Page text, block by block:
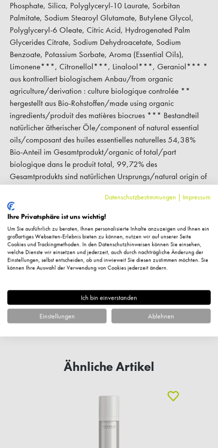
Phosphate, Silica, Polyglyceryl-10 Laurate, Sorbitan
Palmitate, Sodium Stearoyl Glutamate, Butylene Glycol,
Polyglyceryl-6 Oleate, Citric Acid, Hydrogenated Palm
Glycerides Citrate, Sodium Dehydroacetate, Sodium
Benzoate, Potassium Sorbate, Aroma (Essential Oils),
Limonene***, Citronellol***, Linalool***, Geraniol*** *
aus kontrolliert biologischem Anbau/from organic
agriculture/derivation : culture biologique controlée **
hergestellt aus Bio-Rohstoffen/made using organic
ingredients/produit des matières biocrues *** Bestandteil
natürlicher ätherischer Öle/component of natural essential
oils/composant des huiles essentielles naturelles 54,38%
Bio-Anteil im Gesamtprodukt/organic of total/part
biologique dans le produit total, 99,72% des
Gesamtprodukts sind natürlichen Ursprungs/natural origin of
Hersteller-Kontaktinformationen
Kundenbewertungen
Fragen zum Artikel?
Ähnliche Artikel
Datenschutzbestimmungen | Impressum
Ihre Privatsphäre ist uns wichtig!
Um Sie ausführlich zu beraten, Ihnen personalisierte Inhalte anzuzeigen und Ihnen ein
großartiges Webseiten-Erlebnis bieten zu können, nutzen wir auf unserer Seite
Cookies und Trackingmethoden. In den Datenschutzhinweisen können Sie einsehen,
welche Dienste wir einsetzen und jederzeit, auch durch nachträgliche Änderung der
Einstellungen, selbst entscheiden, ob und inwieweit Sie diesen zustimmen möchten. Sie
können Ihre Auswahl der Verwendung von Cookies jederzeit ändern.
Ich bin einverstanden
Einstellungen Ablehnen